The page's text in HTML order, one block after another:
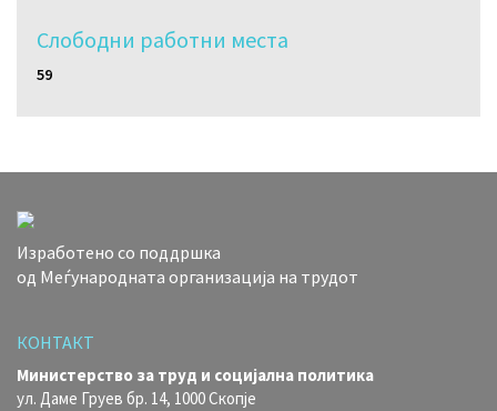
Слободни работни местa
59
Изработено со поддршка
од Меѓународната организација на трудот
КОНТАКТ
Министерство за труд и социјална политика
ул. Даме Груев бр. 14, 1000 Скопје